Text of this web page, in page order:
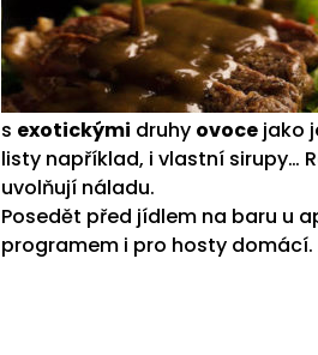
s exotickými druhy ovoce jako
listy například, i vlastní sirupy…
uvolňují náladu.
Posedět před jídlem na baru u
programem i pro hosty domácí.